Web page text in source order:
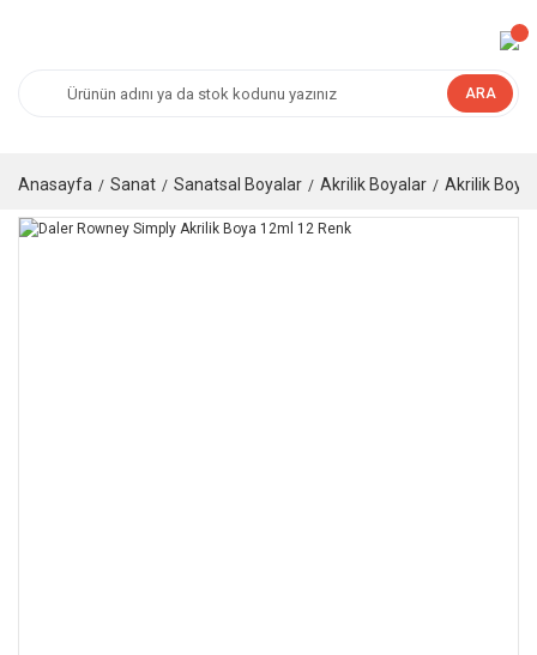
ARA
Anasayfa Sanat Sanatsal Boyalar Akrilik Boyalar Akrilik Boya